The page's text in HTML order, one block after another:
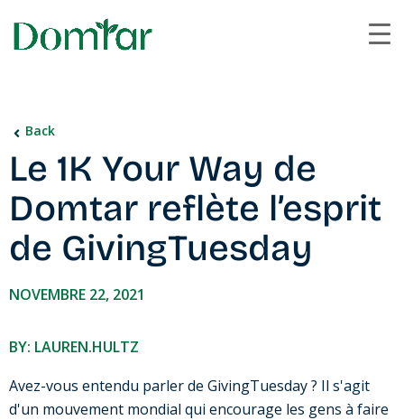
Back
Le 1K Your Way de
Domtar reflète l’esprit
de GivingTuesday
NOVEMBRE 22, 2021
BY: LAUREN.HULTZ
Avez-vous entendu parler de GivingTuesday ? Il s'agit
d'un mouvement mondial qui encourage les gens à faire